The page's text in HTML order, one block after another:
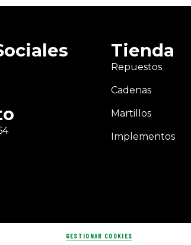
Tienda
Repuestos
Cadenas
Martillos
Implementos
GESTIONAR COOKIES